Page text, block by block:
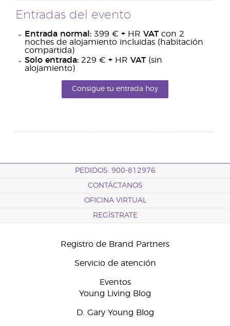
Entradas del evento
Entrada normal: 399 € + HR VATcon 2
noches de alojamiento incluidas (habitación
compartida)
Solo entrada: 229 € + HR VAT(sin
alojamiento)
Consigue tu entrada hoy
PEDIDOS: 900-812976
CONTÁCTANOS
OFICINA VIRTUAL
REGÍSTRATE
Registro de Brand Partners
Servicio de atención
Eventos
Young Living Blog
D. Gary Young Blog